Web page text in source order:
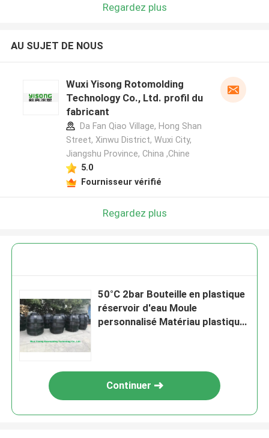
Regardez plus
AU SUJET DE NOUS
Wuxi Yisong Rotomolding
Technology Co., Ltd. profil du
fabricant
Da Fan Qiao Village, Hong Shan
Street, Xinwu District, Wuxi City,
Jiangshu Province, China ,Chine
5.0
Fournisseur vérifié
Regardez plus
50°C 2bar Bouteille en plastique
réservoir d'eau Moule
personnalisé Matériau plastique
Continuer